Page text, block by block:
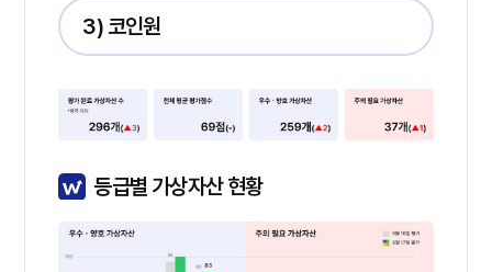
3) 코인원
등급별 가상자산 현황